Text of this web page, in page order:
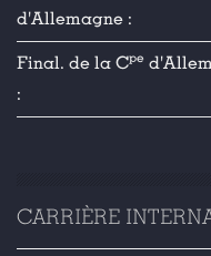
d'Allemagne :
Final. de la Cpe
:
CARRIÈRE